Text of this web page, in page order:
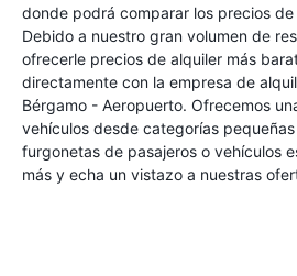
donde podrá comparar los precios
Debido a nuestro gran volumen de
ofrecerle precios de alquiler más
directamente con la empresa de
Bérgamo - Aeropuerto. Ofrecemos
vehículos desde categorías pequeñas
furgonetas de pasajeros o vehículos
más y echa un vistazo a nuestras